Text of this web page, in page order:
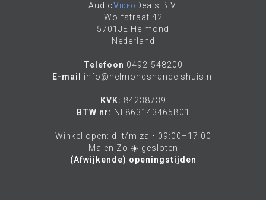
AudioVideoDeals B.V.
Wolfstraat 42
5701JE Helmond
Nederland
Telefoon 0492-548200
E-mail
info@helmondshandelshuis.nl
KVK: 84238739
BTW nr: NL863143465B01
Winkel open: di t/m za • 09:00–17:00
Ma en Zo ☀️ gesloten
(Afwijkende) openingstijden